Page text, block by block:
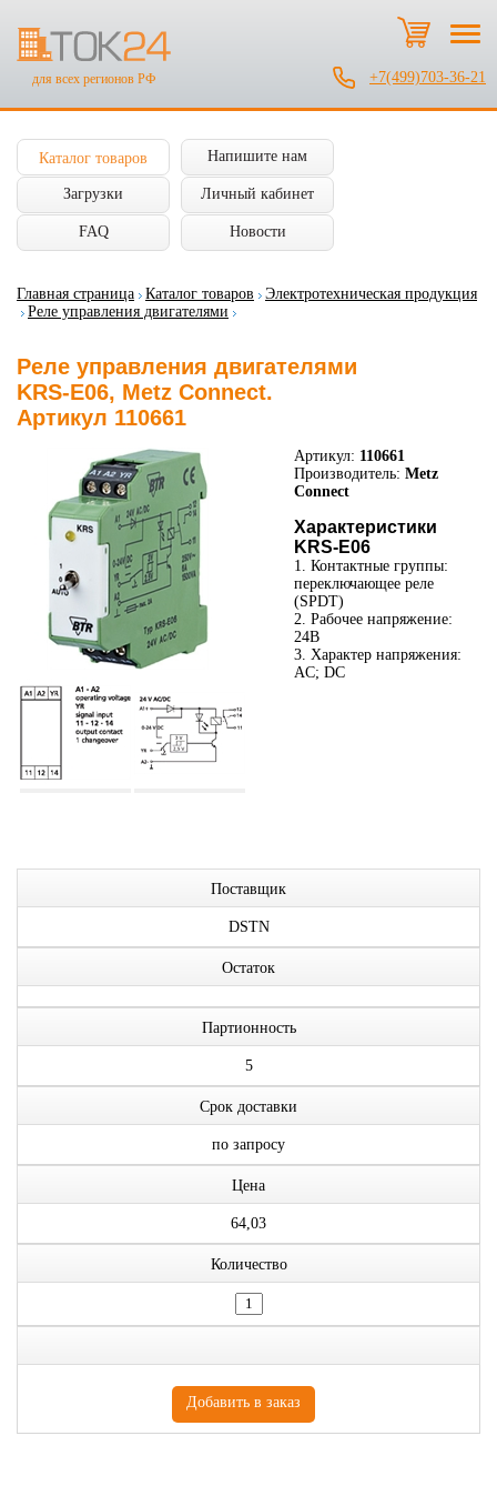
для всех регионов РФ +7(499)703-36-21
Каталог товаров Напишите нам
Загрузки Личный кабинет
FAQ Новости
Главная страница Каталог товаров
Электротехническая продукция
Реле управления двигателями
Реле управления двигателями
KRS-E06, Metz Connect.
Артикул 110661
Артикул: 110661
Производитель: Metz
Connect
Характеристики
KRS-E06
1. Контактные группы:
переключающее реле
(SPDT)
2. Рабочее напряжение:
24В
3. Характер напряжения:
AC; DC
Поставщик
DSTN
Остаток
Партионность
5
Срок доставки
по запросу
Цена
64,03
Количество